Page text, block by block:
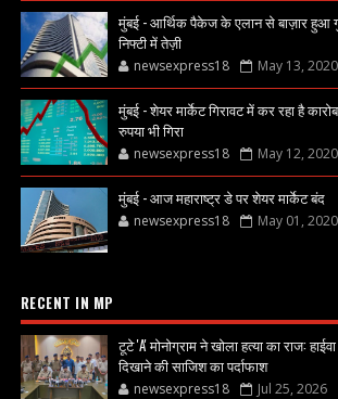
मुंबई - आर्थिक पैकेज के एलान से बाज़ार
निफ्टी में तेज़ी
newsexpress18 May 13, 2020
मुंबई - शेयर मार्केट गिरावट में कर रहा है
रुपया भी गिरा
newsexpress18 May 12, 2020
मुंबई - आज महाराष्ट्र डे पर शेयर मार्केट बंद
newsexpress18 May 01, 2020
RECENT IN MP
टूटे 'A' मोनोग्राम ने खोला हत्या का राज:
दिखाने की साजिश का पर्दाफाश
newsexpress18 Jul 25, 2026